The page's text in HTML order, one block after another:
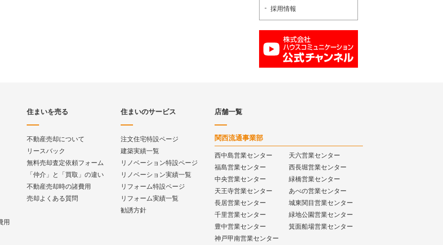
採用情報
用
住まいを売る
不動産売却について
リースバック
無料売却査定依頼フォーム
「仲介」と「買取」の違い
不動産売却時の諸費用
売却よくある質問
住まいのサービス
注文住宅特設ページ
建築実績一覧
リノベーション特設ページ
リノベーション実績一覧
リフォーム特設ページ
リフォーム実績一覧
勧誘方針
店舗一覧
関西流通事業部
西中島営業センター
天六営業センター
福島営業センター
西長堀営業センター
中央営業センター
緑橋営業センター
天王寺営業センター
あべの営業センター
長居営業センター
城東関目営業センター
千里営業センター
緑地公園営業センター
豊中営業センター
箕面船場営業センター
神戸甲南営業センター